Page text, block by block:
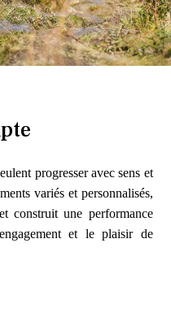
progresser avec sens et
variés et personnalisés,
construit une performance
et le plaisir de